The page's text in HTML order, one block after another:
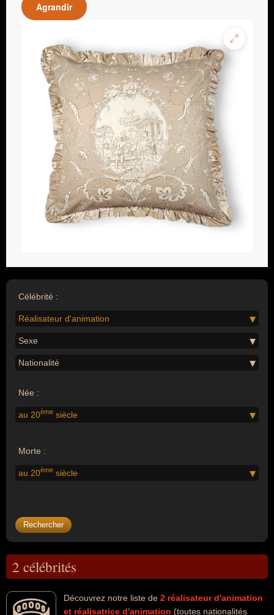
Agrandir
Célébrité :
Réalisateur d'animation
Sexe
Nationalité
Née :
au 20ème siècle
Morte :
au 20ème siècle
2 célébrités
Découvrez notre liste de 2 réalisateur d'animation
et réalisatrice d'animation (toutes nationalités